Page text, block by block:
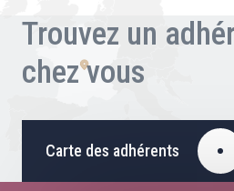
Trouvez un
chez vous
Carte des adhérents